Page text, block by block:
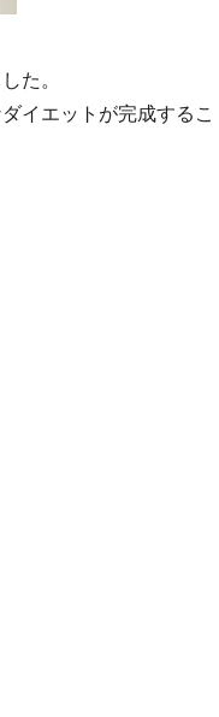
た。
イエットが完成するこ